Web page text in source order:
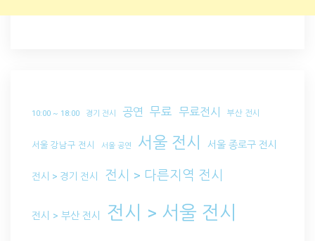
10:00 ~ 18:00 경기 전시 공연 무료 무료전시 부산 전시
서울 강남구 전시 서울 공연 서울 전시 서울 종로구 전시
전시 > 경기 전시 전시 > 다른지역 전시
전시 > 부산 전시 전시 > 서울 전시